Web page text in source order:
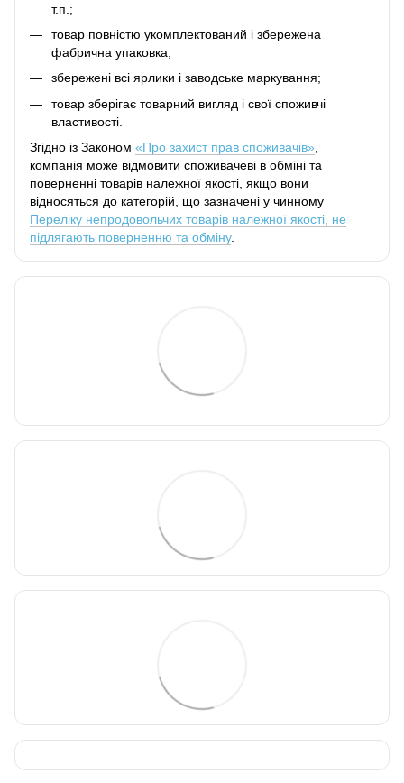
т.п.;
товар повністю укомплектований і збережена
фабрична упаковка;
збережені всі ярлики і заводське маркування;
товар зберігає товарний вигляд і свої споживчі
властивості.
Згідно із Законом «Про захист прав споживачів»
компанія може відмовити споживачеві в обміні та
поверненні товарів належної якості, якщо вони
відносяться до категорій, що зазначені у чинному
Переліку непродовольчих товарів належної якості, не
підлягають поверненню та обміну.